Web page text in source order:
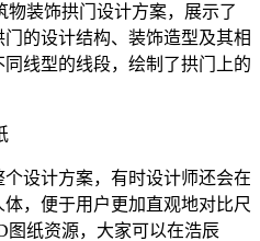
装饰拱门设计方案，展示了
的设计结构、装饰造型及其相
线型的线段，绘制了拱门上的
设计方案，有时设计师还会在
，便于用户更加直观地对比尺
图纸资源，大家可以在浩辰